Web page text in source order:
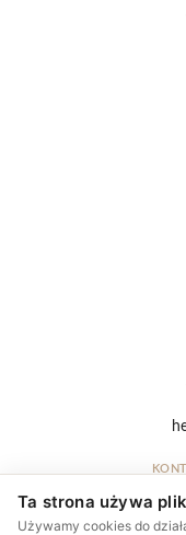
Ta strona używa
Używamy cookies do